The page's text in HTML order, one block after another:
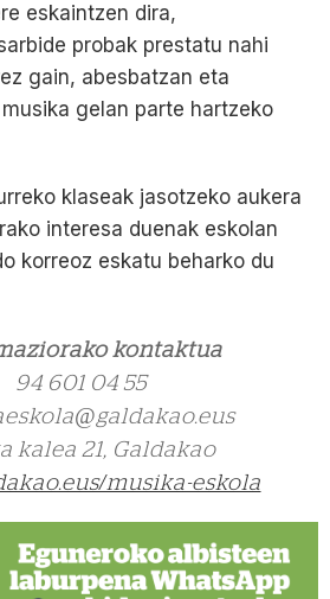
eskaintzen dira,
probak prestatu nahi
gain, abesbatzan eta
gelan parte hartzeko
klaseak jasotzeko aukera
interesa duenak eskolan
korreoz eskatu beharko du
kontaktua
94 601 04 55
kalea 21, Galdakao
musika-eskola